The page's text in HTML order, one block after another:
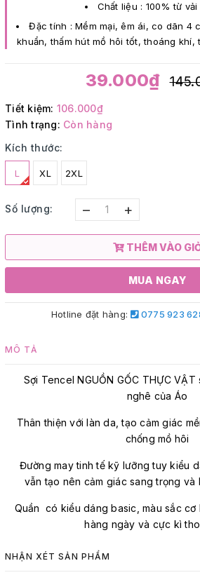
Chất liệu : 100% từ
Đặc tính : Mềm mại, êm ái, co dãn 4
khuẩn, thấm hút mồ hôi tốt, thoáng khí,
39.000₫
Tiết kiệm: 106.000₫
Tình trạng: Còn hàng
Kích thước:
L XL 2XL
Số lượng: – +
THÊM VÀO
MUA NGAY
Hotline đặt hàng: 0775 923
MÔ TẢ
Sợi Tencel NGUỒN GỐC THỰC
nghê của Áo
Thân thiện với làn da, tạo cảm giác
chống mồ hôi
Đường may tinh tế kỹ lưỡng tuy kiểu
vẫn tạo nên cảm giác sang trọng và
Quần có kiểu dáng basic, màu sắc cơ
hàng ngày và cực kì
NHẬN XÉT SẢN PHẨM